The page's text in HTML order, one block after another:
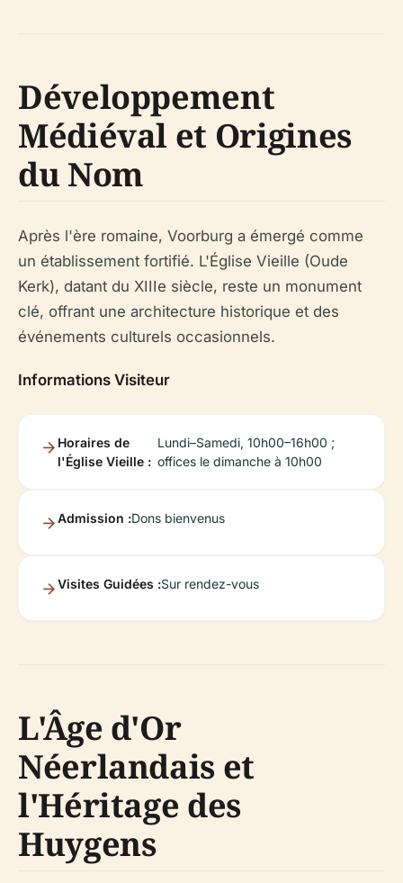
Développement
Médiéval et Origines
du Nom
Après l'ère romaine, Voorburg a émergé comme
un établissement fortifié. L'Église Vieille (Oude
Kerk), datant du XIIIe siècle, reste un monument
clé, offrant une architecture historique et des
événements culturels occasionnels.
Informations Visiteur
Horaires de
l'Église Vieille :
Lundi–Samedi, 10h00–16h00 ;
offices le dimanche à 10h00
Admission :Dons bienvenus
Visites Guidées :Sur rendez-vous
L'Âge d'Or
Néerlandais et
l'Héritage des
Huygens